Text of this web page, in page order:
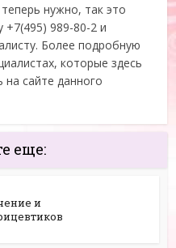
нужно, так это
989-80-2 и
Более подробную
которые здесь
сайте данного
еще:
и